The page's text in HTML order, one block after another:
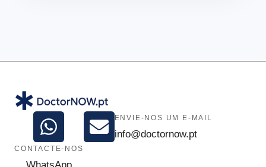
CONTACTE-NOS
WhatsApp
ENVIE-NOS UM E-MAIL
info@doctornow.pt